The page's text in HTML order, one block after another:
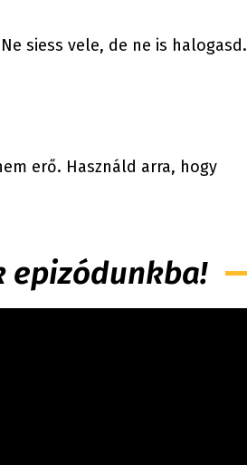
siess vele, de ne is halogasd.
erő. Használd arra, hogy
epizódunkba!